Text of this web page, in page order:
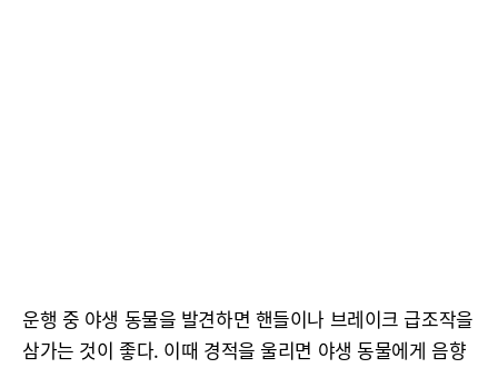
운행 중 야생 동물을 발견하면 핸들이나 브레이크 급조작을
삼가는 것이 좋다. 이때 경적을 울리면 야생 동물에게 음향